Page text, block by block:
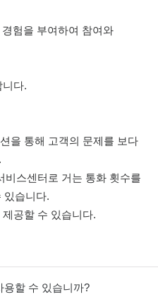
험을 부여하여 참여와
다.
을 통해 고객의 문제를 보다
스센터로 거는 통화 횟수를
있습니다.
공할 수 있습니다.
용할 수 있습니까?